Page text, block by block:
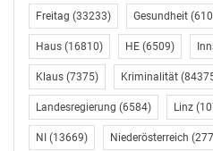
Vorbereitung der
Themen unterschiedlichster
Personen aktiv – und dies
Forschungsbetrieb. Der Rat
Technologieentwicklung
Engagement.“
Freitag (33233) Gesundheit
Haus (16810) HE (6509)
Klaus (7375) Kriminalität
Landesregierung (6584) Linz
NI (13669) Niederösterreich